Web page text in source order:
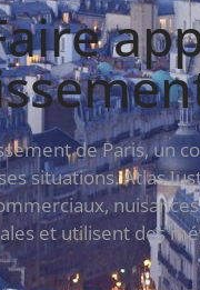
de Paris, un
situations. Atlas
et utilisent des